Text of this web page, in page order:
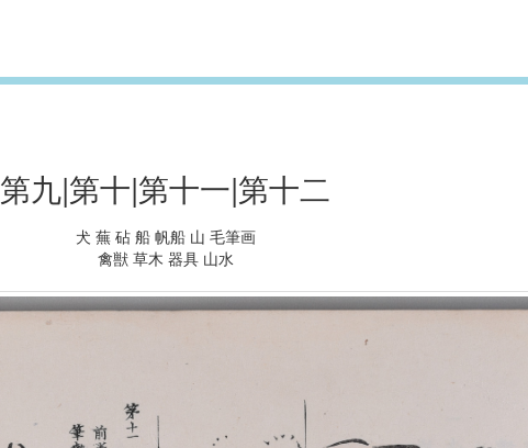
第九|第十|第十一|第十二
犬 蕪 砧 船 帆船 山 毛筆画
禽獣 草木 器具 山水